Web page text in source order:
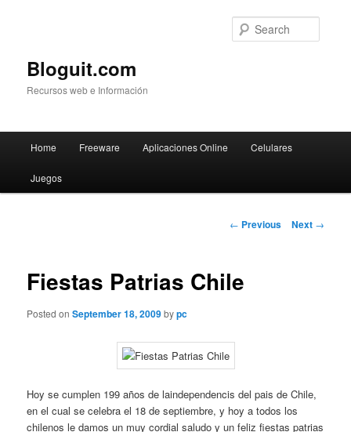
Bloguit.com
Recursos web e Información
Skip
to
Home Freeware Aplicaciones Online Celulares
Juegos
Post
← Previous Next →
Fiestas Patrias Chile
Posted onSeptember 18, 2009bypc
Hoy se cumplen 199 años de laindependencis del pais de Chile,
en el cual se celebra el 18 de septiembre, y hoy a todos los
chilenos le damos un muy cordial saludo y un feliz fiestas patrias